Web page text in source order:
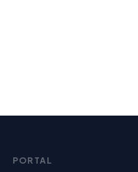
PORTAL